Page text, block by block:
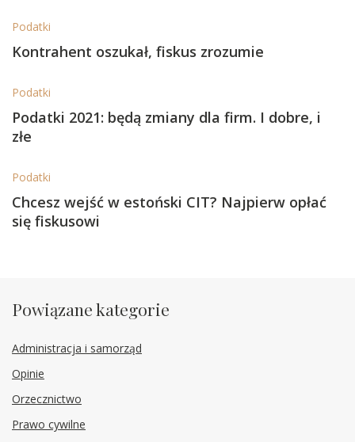
Podatki
Kontrahent oszukał, fiskus zrozumie
Podatki
Podatki 2021: będą zmiany dla firm. I dobre, i
złe
Podatki
Chcesz wejść w estoński CIT? Najpierw opłać
się fiskusowi
Powiązane kategorie
Administracja i samorząd
Opinie
Orzecznictwo
Prawo cywilne